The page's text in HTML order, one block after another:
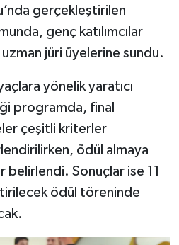
gerçekleştirilen
genç katılımcılar
uzman jüri üyelerine sundu.
yönelik yaratıcı
programda, final
çeşitli kriterler
ödül almaya
belirlendi. Sonuçlar ise 11
ödül töreninde